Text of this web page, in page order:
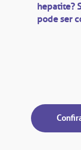
hepatite?
pode ser